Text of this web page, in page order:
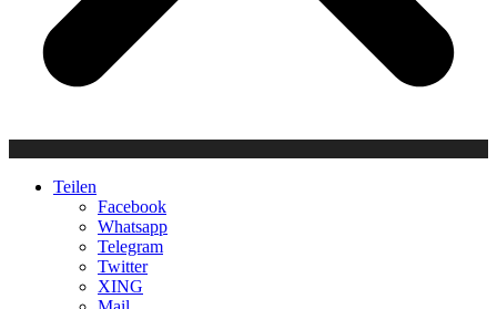
Teilen
Facebook
Whatsapp
Telegram
Twitter
XING